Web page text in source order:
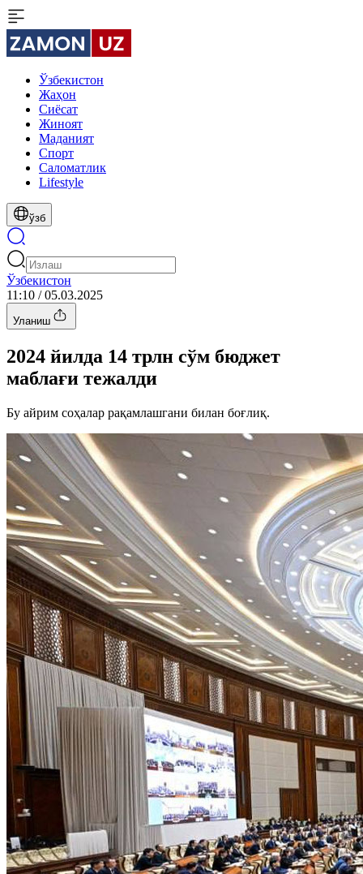
Ўзбекистон
Жаҳон
Сиёсат
Жиноят
Маданият
Спорт
Cаломатлик
Lifestyle
ўзб
Ўзбекистон
11:10 / 05.03.2025
Уланиш
2024 йилда 14 трлн сўм бюджет
маблағи тежалди
Бу айрим соҳалар рақамлашгани билан боғлиқ.